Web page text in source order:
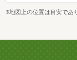
※地図上の位置は目安であ